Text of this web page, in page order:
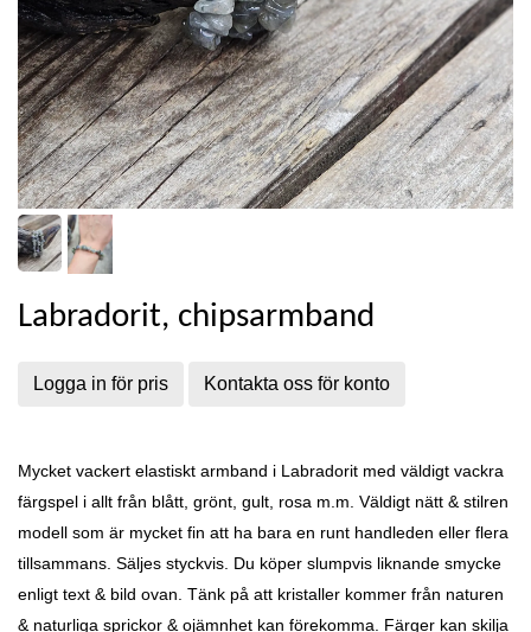
Labradorit, chipsarmband
Logga in för pris Kontakta oss för konto
Mycket vackert elastiskt armband i Labradorit med väldigt vackra
färgspel i allt från blått, grönt, gult, rosa m.m. Väldigt nätt & stilren
modell som är mycket fin att ha bara en runt handleden eller flera
tillsammans. Säljes styckvis. Du köper slumpvis liknande smycke
enligt text & bild ovan. Tänk på att kristaller kommer från naturen
& naturliga sprickor & ojämnhet kan förekomma. Färger kan skilja